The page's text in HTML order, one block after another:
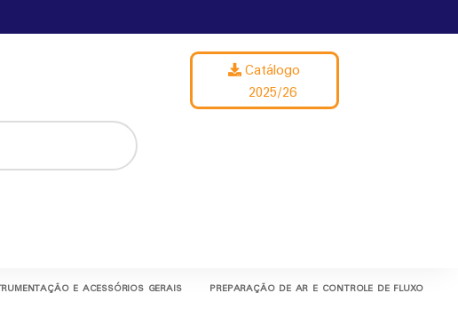
Catálogo
2025/26
E ACESSÓRIOS GERAIS PREPARAÇÃO DE AR E CONTROLE DE FLUXO